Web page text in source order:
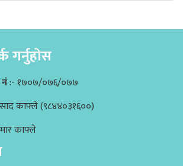
गर्नुहोस
:- १७०७/०७६/०७७
काफ्ले (९८४४०३१६००)
काफ्ले